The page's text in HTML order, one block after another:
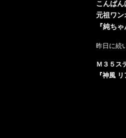
こんばん
元祖ワン
『純ち
昨日に続
Ｍ３５ス
『神風